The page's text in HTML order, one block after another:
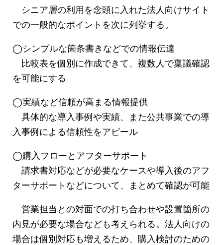
シニア層の利用を念頭に入れた法人向けサイト
での一般的なポイントを次に列挙する。
◯シンプルな箇条書きなどでの情報伝達
比較表を個別に作成できて、複数人で稟議確認
を可能にする
◯実績など信頼が高まる情報提供
具体的な導入事例や実績、また公共事業での導
入事例による信頼性をアピール
◯購入フローとアフターサポート
請求書対応などが必要なケースや導入後のアフ
ターサポートなどについて、まとめて確認が可能
営業担当との対面での打ち合わせや設置箇所の
内見が必要な場合なども考えられる。法人向けの
場合は個別対応も増えるため、購入検討のための